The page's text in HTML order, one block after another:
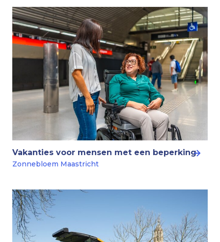
Vakanties voor mensen met een beperking
Zonnebloem Maastricht